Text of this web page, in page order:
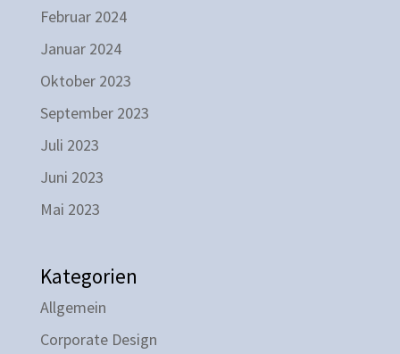
Februar 2024
Januar 2024
Oktober 2023
September 2023
Juli 2023
Juni 2023
Mai 2023
Kategorien
Allgemein
Corporate Design